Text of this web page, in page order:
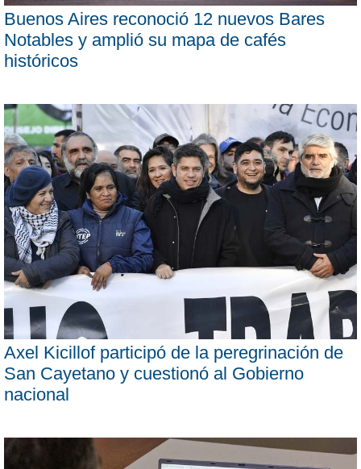
Buenos Aires reconoció 12 nuevos Bares
Notables y amplió su mapa de cafés
históricos
Axel Kicillof participó de la peregrinación de
San Cayetano y cuestionó al Gobierno
nacional